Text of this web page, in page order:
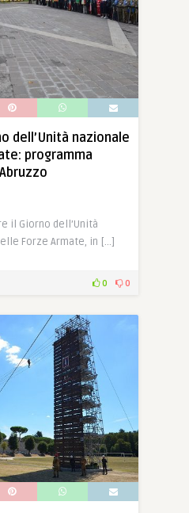
dell’Unità nazionale
programma
il Giorno dell’Unità
Forze Armate, in […]
0 0